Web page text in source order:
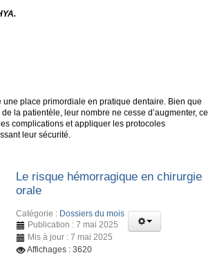
place primordiale en pratique dentaire. Bien que
la patientèle, leur nombre ne cesse d’augmenter, ce
complications et appliquer les protocoles
leur sécurité.
Le risque hémorragique en chirurgie
orale
Catégorie : Dossiers du mois
Publication : 7 mai 2025
Mis à jour : 7 mai 2025
Affichages : 3620